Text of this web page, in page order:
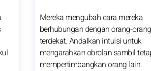
Mereka mengubah cara mereka
berhubungan dengan orang-orang
terdekat. Andalkan intuisi untuk
mengarahkan obrolan sambil
mempertimbangkan orang lain.